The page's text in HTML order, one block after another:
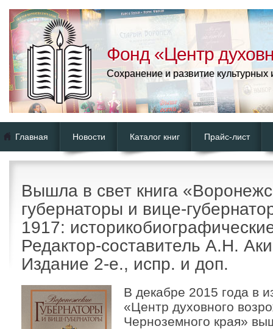
Фонд «Центр
Сохранение и развитие
Главная Новости Каталог книг Прайс-лист
Вышла в свет книга
губернаторы и вице-
1917:
Редактор-составитель А.Н.
Издание 2-е., испр. и доп.
В декабре 2015 года в
«Центр духовного
Черноземного края»